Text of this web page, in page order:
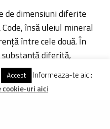
de dimensiuni diferite
însă uleiul mineral
între cele două. În
diferită,
seringi, deci sper că nu
la manetă și o
mult mai bună ideea cu
Accept
Informeaza-te aici:
uri aici